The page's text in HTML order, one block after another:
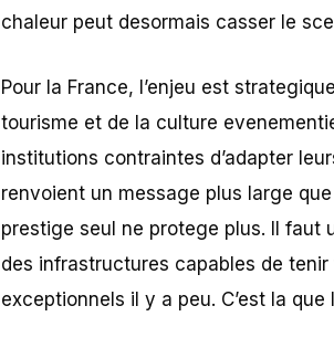
chaleur peut desormais casser le
Pour la France, l’enjeu est
tourisme et de la culture
institutions contraintes d’adapter
renvoient un message plus large
prestige seul ne protege plus. Il faut
des infrastructures capables de
exceptionnels il y a peu. C’est la